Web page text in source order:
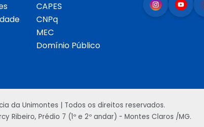
CAPES
CNPq
MEC
Domínio Público
da Unimontes | Todos os direitos reservados.
Ribeiro, Prédio 7 (1º e 2º andar) - Montes Claros /MG.